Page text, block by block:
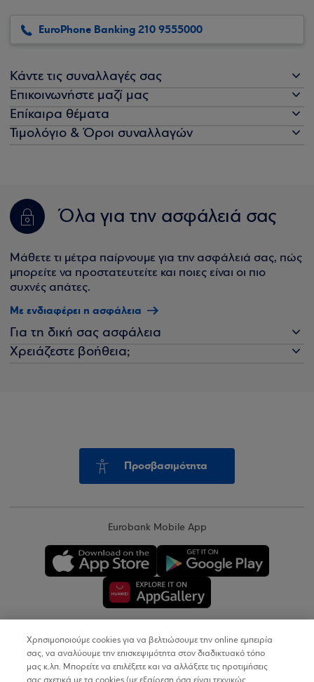
EuroPhone Banking 210 9555000
Κάντε τις συναλλαγές σας
Επικοινωνήστε μαζί μας
Επίκαιρα θέματα
Τιμολόγιο & Όροι συναλλαγών
Όλα για την ασφάλειά σας
Μάθετε τι μέτρα παίρνουμε για την ασφάλειά σας, πώς
μπορείτε να προστατευτείτε και ποιες είναι οι πιο
συχνές απάτες.
Με ενδιαφέρει η ασφάλεια
Για τη δική σας ασφάλεια
Χρειάζεστε βοήθεια;
Προσβασιμότητα
Eurobank Mobile App
Copyright © 2026
Χρησιμοποιούμε cookies για να βελτιώσουμε την online εμπειρία
σας, να αναλύουμε την επισκεψιμότητα στον διαδικτυακό τόπο
μας κ.λπ. Μπορείτε να επιλέξετε και να αλλάξετε τις προτιμήσεις